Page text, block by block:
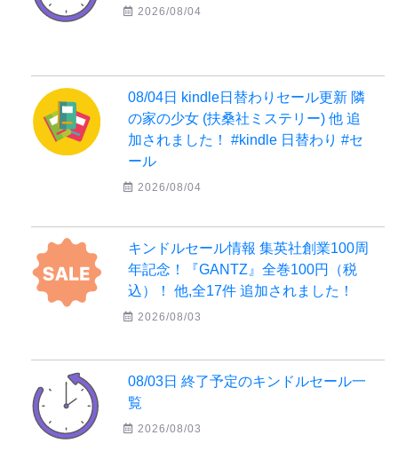
2026/08/04
08/04日 kindle日替わりセール更新 隣
の家の少女 (扶桑社ミステリー) 他 追
加されました！ #kindle 日替わり #セ
ール
2026/08/04
キンドルセール情報 集英社創業100周
年記念！『GANTZ』全巻100円（税
込）！ 他,全17件 追加されました！
2026/08/03
08/03日 終了予定のキンドルセール一
覧
2026/08/03